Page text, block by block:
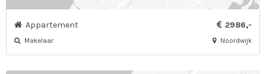
Appartement 2986,-
Makelaar Noordwijk